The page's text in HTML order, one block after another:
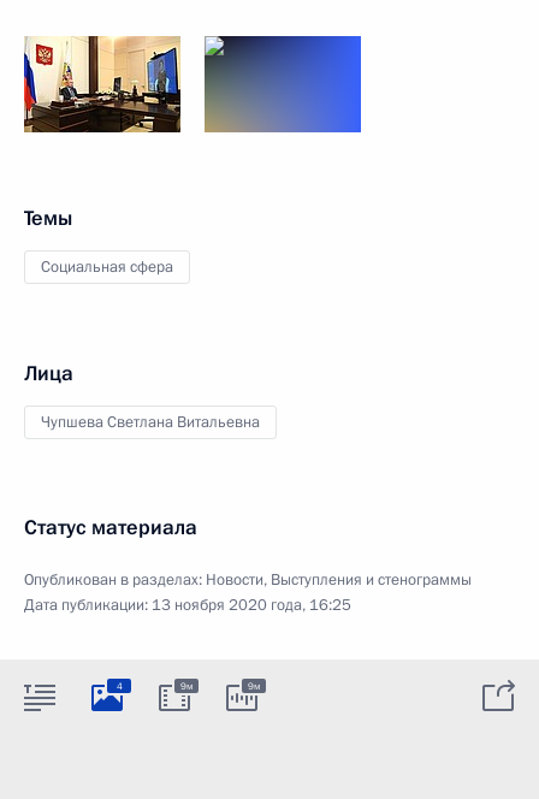
Темы
Социальная сфера
Лица
Чупшева Светлана Витальевна
Статус материала
Опубликован в разделах: Новости, Выступления и стенограммы
Дата публикации: 13 ноября 2020 года, 16:25
4 9м 9м